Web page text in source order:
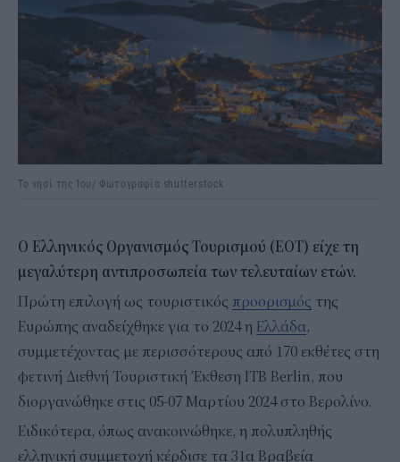
Το νησί της Ίου/ Φωτογραφία shutterstock
Ο Ελληνικός Οργανισμός Τουρισμού (ΕΟΤ) είχε τη
μεγαλύτερη αντιπροσωπεία των τελευταίων ετών.
Πρώτη επιλογή ως τουριστικός προορισμός της
Ευρώπης αναδείχθηκε για το 2024 η Ελλάδα,
συμμετέχοντας με περισσότερους από 170 εκθέτες στη
φετινή Διεθνή Τουριστική Έκθεση ITB Berlin, που
διοργανώθηκε στις 05-07 Μαρτίου 2024 στο Βερολίνο.
Ειδικότερα, όπως ανακοινώθηκε, η πολυπληθής
ελληνική συμμετοχή κέρδισε τα 31α Βραβεία